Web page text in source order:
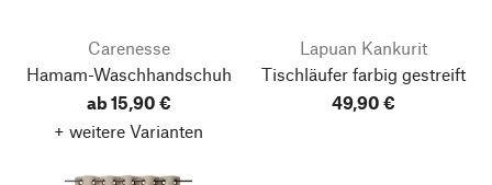
Carenesse
Hamam-Waschhandschuh
ab 15,90 €
+ weitere Varianten
Lapuan Kankurit
Tischläufer farbig gestreift
49,90 €